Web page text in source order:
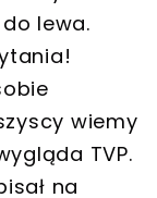
lewa.
wiemy
TVP.
na